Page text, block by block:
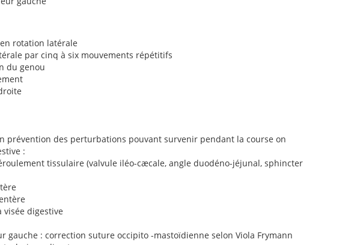
rotation latérale
par cinq à six mouvements répétitifs
du genou
prévention des perturbations pouvant survenir pendant la course on
:
tissulaire (valvule iléo-cæcale, angle duodéno-jéjunal, sphincter
digestive
gauche : correction suture occipito -mastoïdienne selon Viola Frymann